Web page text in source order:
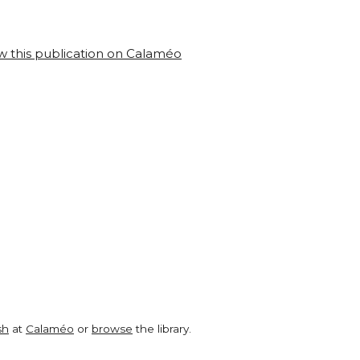
this publication on Calaméo
at Calaméo or browse the library.